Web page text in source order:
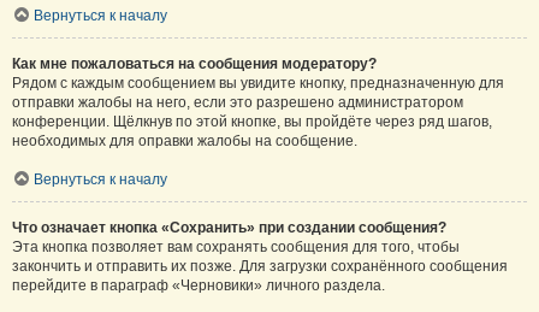
Вернуться к началу
Как мне пожаловаться на сообщения модератору?
Рядом с каждым сообщением вы увидите кнопку, предназначенную для
отправки жалобы на него, если это разрешено администратором
конференции. Щёлкнув по этой кнопке, вы пройдёте через ряд шагов,
необходимых для оправки жалобы на сообщение.
Вернуться к началу
Что означает кнопка «Сохранить» при создании сообщения?
Эта кнопка позволяет вам сохранять сообщения для того, чтобы
закончить и отправить их позже. Для загрузки сохранённого сообщения
перейдите в параграф «Черновики» личного раздела.